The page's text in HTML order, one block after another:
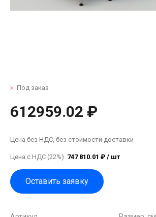
Под заказ
612959.02 ₽
Цена без НДС, без стоимости доставки
Цена с НДС (22%) 747 810.01 ₽ / шт
Оставить заявку